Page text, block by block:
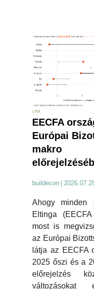
cikk
EECFA
Európai
makro
buildecon
Ahogy minden
Eltinga
most is
az Európai
látja az EECFA
2025 őszi és a
előrejelzés